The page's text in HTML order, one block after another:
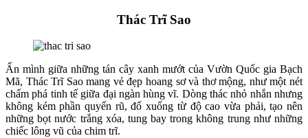
Thác Trĩ Sao
Ẩn mình giữa những tán cây xanh mướt của Vườn Quốc gia Bạch
Mã, Thác Trĩ Sao mang vẻ đẹp hoang sơ và thơ mộng, như một nét
chấm phá tinh tế giữa đại ngàn hùng vĩ. Dòng thác nhỏ nhắn nhưng
không kém phần quyến rũ, đổ xuống từ độ cao vừa phải, tạo nên
những bọt nước trắng xóa, tung bay trong không trung như những
chiếc lông vũ của chim trĩ.